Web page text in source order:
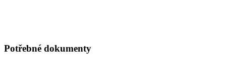
Potřebné dokumenty